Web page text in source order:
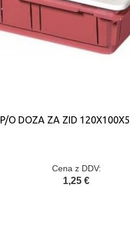
P/O DOZA ZA ZID
Cena z DDV:
1,25 €